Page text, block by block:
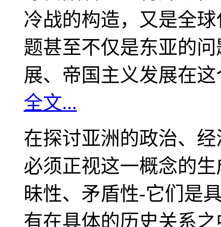
冷战的构造，又是全
题甚至不仅是东亚的
展、帝国主义发展在
全文...
在探讨亚洲的政治、
必须正视这一概念的
昧性、矛盾性-它们是
有在具体的历史关系